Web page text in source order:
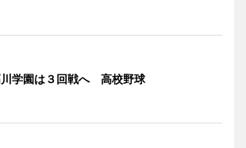
学園は３回戦へ 高校野球